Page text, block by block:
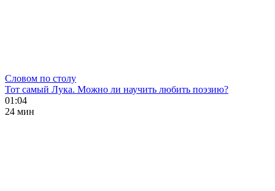
Словом по столу
Тот самый Лука. Можно ли научить любить поэзию?
01:04
24 мин